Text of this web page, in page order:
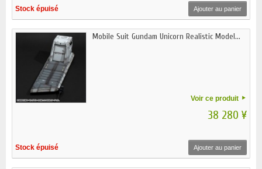
Stock épuisé Ajouter au panier
Mobile Suit Gundam Unicorn Realistic Model...
Voir ce produit
38 280 ¥
Stock épuisé Ajouter au panier